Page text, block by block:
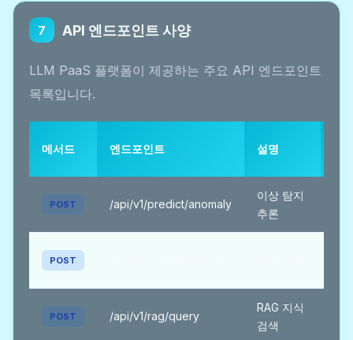
7 API 엔드포인트 사양
LLM PaaS 플랫폼이 제공하는 주요 API 엔드포인트
목록입니다.
메서드 엔드포인트 설명
POST /api/v1/predict/anomaly
이상 탐지
추론
POST
POST /api/v1/rag/query
RAG 지식
검색